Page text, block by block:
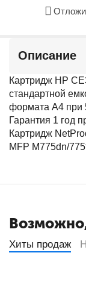
Описание
Картридж HP
стандартной
формата А4 при
Гарантия 1 год
Картридж
MFP M775dn/
Возможно,
Хиты продаж